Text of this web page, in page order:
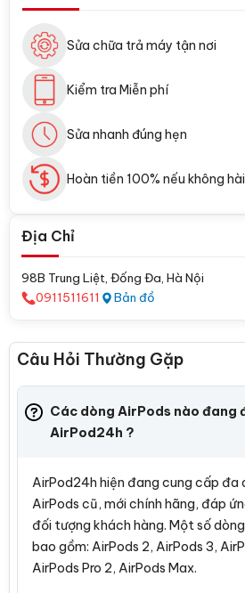
Sửa chữa trả máy tận nơi
Kiểm tra Miễn phí
Sửa nhanh đúng hẹn
Hoàn tiền 100% nếu không
Địa Chỉ
98B Trung Liệt, Đống Đa, Hà Nội
0911511611
Bản đồ
Câu Hỏi Thường Gặp
Các dòng AirPods nào đang
AirPod24h ?
AirPod24h hiện đang cung cấp đa
AirPods cũ, mới chính hãng, đáp
đối tượng khách hàng. Một số
bao gồm: AirPods 2, AirPods 3,
AirPods Pro 2, AirPods Max.